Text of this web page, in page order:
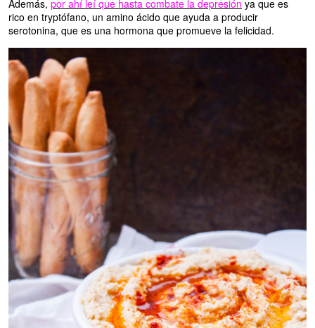
Además, por ahí leí que hasta combate la depresión ya que es
rico en tryptófano, un amino ácido que ayuda a producir
serotonina, que es una hormona que promueve la felicidad.